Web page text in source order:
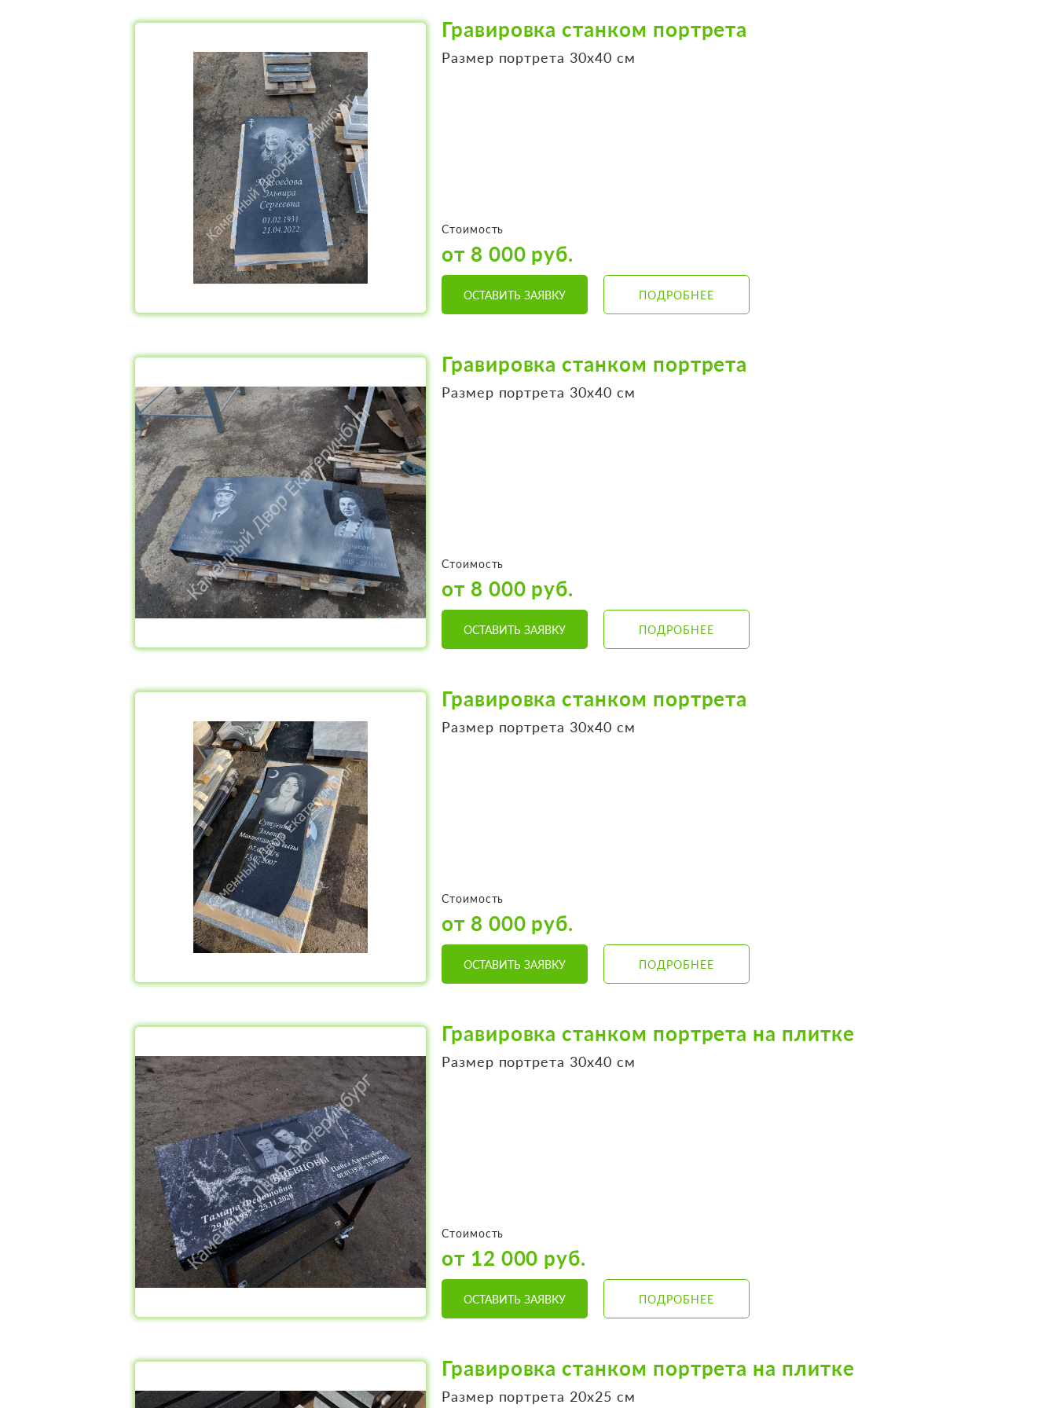
Гравировка станком портрета
Размер портрета 30х40 см
Стоимость
от 8 000 руб.
ОСТАВИТЬ ЗАЯВКУ ПОДРОБНЕЕ
Гравировка станком портрета
Размер портрета 30х40 см
Стоимость
от 8 000 руб.
ОСТАВИТЬ ЗАЯВКУ ПОДРОБНЕЕ
Гравировка станком портрета
Размер портрета 30х40 см
Стоимость
от 8 000 руб.
ОСТАВИТЬ ЗАЯВКУ ПОДРОБНЕЕ
Гравировка станком портрета на плитке
Размер портрета 30х40 см
Стоимость
от 12 000 руб.
ОСТАВИТЬ ЗАЯВКУ ПОДРОБНЕЕ
Гравировка станком портрета на плитке
Размер портрета 20х25 см